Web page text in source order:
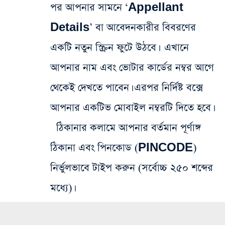
পর আপনার সামনে ‘Appellant
Details’ বা আবেদনকারীর বিবরণের
একটি নতুন স্ক্রিন ফুটে উঠবে। এখানে
আপনার নাম এবং ভোটার কার্ডের নম্বর আগে
থেকেই দেখতে পাবেন। এরপর নির্দিষ্ট বক্সে
আপনার একটিভ মোবাইল নম্বরটি দিতে হবে।
ঠিকানার কলামে আপনার বর্তমান পূর্ণাঙ্গ
ঠিকানা এবং পিনকোড (PINCODE)
নির্ভুলভাবে টাইপ করুন (সর্বোচ্চ ২৫০ শব্দের
মধ্যে)।